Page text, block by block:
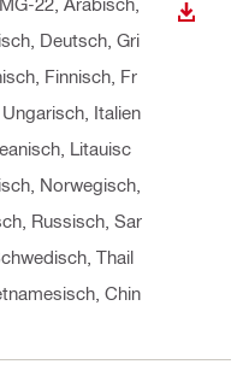
Deutsch, Gri
Finnisch, Fr
Italien
Litauisc
Norwegisch,
Russisch, Sar
Thail
Chin